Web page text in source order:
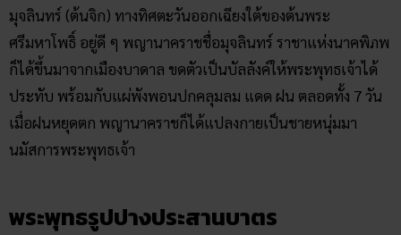
มุจลินทร์ (ต้นจิก) ทางทิศตะวันออกเฉียงใต้ของต้นพระ
ศรีมหาโพธิ์ อยู่ดี ๆ พญานาคราชชื่อมุจลินทร์ ราชาแห่งนาคพิภพ
ก็ได้ขึ้นมาจากเมืองบาดาล ขดตัวเป็นบัลลังค์ให้พระพุทธเจ้าได้
ประทับ พร้อมกับแผ่พังพอนปกคลุมลม แดด ฝน ตลอดทั้ง 7 วัน
เมื่อฝนหยุดตก พญานาคราชก็ได้แปลงกายเป็นชายหนุ่มมา
นมัสการพระพุทธเจ้า
พระพุทธรูปปางประสานบาตร